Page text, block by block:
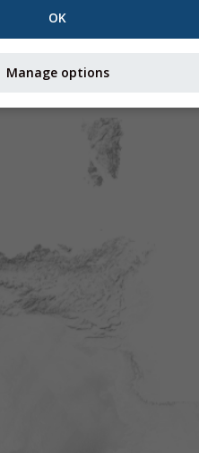
OK
Manage options